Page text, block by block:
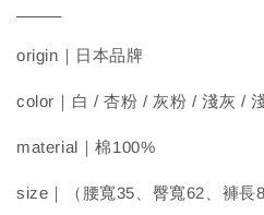
origin｜日本品牌
color｜白 / 杏粉 / 灰粉 / 淺灰 /
material｜棉100%
size｜（腰寬35、臀寬62、褲長